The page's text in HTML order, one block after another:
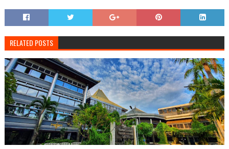
RELATED POSTS